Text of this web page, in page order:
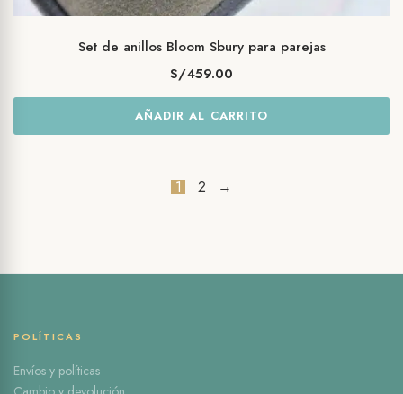
Set de anillos Bloom Sbury para parejas
S/459.00
AÑADIR AL CARRITO
1 2 →
POLÍTICAS
Envíos y políticas